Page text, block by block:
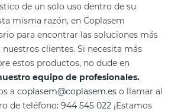
de un solo uso dentro de su
misma razón, en Coplasem
para encontrar las soluciones más
clientes. Si necesita más
estos productos, no dude en
equipo de profesionales.
a coplasem@coplasem.es o llamar al
de teléfono: 944 545 022 ¡Estamos